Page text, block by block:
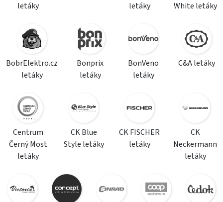
letáky
letáky
White letáky
BobrElektro.cz
letáky
Bonprix
letáky
BonVeno
letáky
C&A letáky
Centrum
Černý Most
letáky
CK Blue
Style letáky
CK FISCHER
letáky
CK
Neckermann
letáky